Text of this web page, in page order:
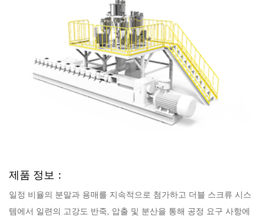
제품 정보：
일정 비율의 분말과 용매를 지속적으로 첨가하고 더블 스크류 시스
템에서 일련의 고강도 반죽, 압출 및 분산을 통해 공정 요구 사항에